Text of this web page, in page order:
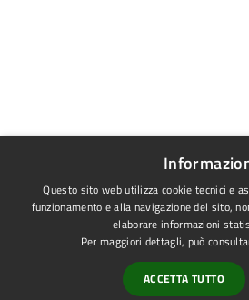
Questo sito web utilizza cookie tecnici e
funzionamento e alla navigazione del sito,
elaborare informazioni
Per maggiori dettagli, può
ACCETTA TUTTO